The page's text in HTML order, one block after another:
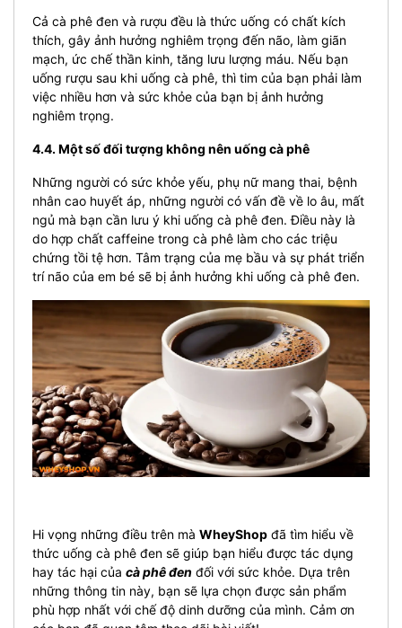
Cả cà phê đen và rượu đều là thức uống có chất kích
thích, gây ảnh hưởng nghiêm trọng đến não, làm giãn
mạch, ức chế thần kinh, tăng lưu lượng máu. Nếu bạn
uống rượu sau khi uống cà phê, thì tim của bạn phải làm
việc nhiều hơn và sức khỏe của bạn bị ảnh hưởng
nghiêm trọng.
4.4. Một số đối tượng không nên uống cà phê
Những người có sức khỏe yếu, phụ nữ mang thai, bệnh
nhân cao huyết áp, những người có vấn đề về lo âu, mất
ngủ mà bạn cần lưu ý khi uống cà phê đen. Điều này là
do hợp chất caffeine trong cà phê làm cho các triệu
chứng tồi tệ hơn. Tâm trạng của mẹ bầu và sự phát triển
trí não của em bé sẽ bị ảnh hưởng khi uống cà phê đen.
Hi vọng những điều trên mà WheyShop đã tìm hiểu về
thức uống cà phê đen sẽ giúp bạn hiểu được tác dụng
hay tác hại của cà phê đen đối với sức khỏe. Dựa trên
những thông tin này, bạn sẽ lựa chọn được sản phẩm
phù hợp nhất với chế độ dinh dưỡng của mình. Cảm ơn